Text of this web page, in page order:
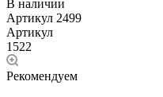
В наличии
Артикул 2499
Артикул
1522
Рекомендуем